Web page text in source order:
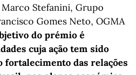
Stefanini, Grupo
Gomes Neto, OGMA
do prémio é
cuja ação tem sido
fortalecimento das relações